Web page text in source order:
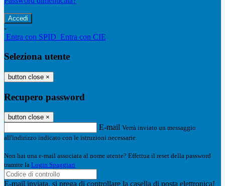
-
Entra con SPID Entra con CIE
Seleziona utente
button close ×
Recupero password
button close ×
E-mail Verrà inviato un messaggio
all'indirizzo indicato con le istruzioni necessarie.
Non hai una e-mail associata al nome utente? Effettua il reset della password
tramite la Login Spaggiari
E-mail inviata, si prega di controllare la casella di posta elettronica!